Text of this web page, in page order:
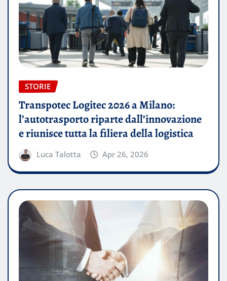
STORIE
Transpotec Logitec 2026 a Milano:
l’autotrasporto riparte dall’innovazione
e riunisce tutta la filiera della logistica
Luca Talotta Apr 26, 2026